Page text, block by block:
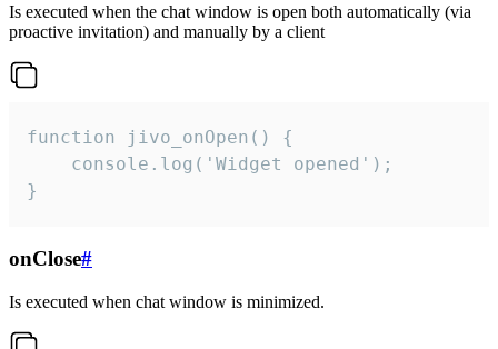
Is executed when the chat window is open both automatically (via
proactive invitation) and manually by a client
function jivo_onOpen() {
    console.log('Widget opened');
}
onClose#
Is executed when chat window is minimized.